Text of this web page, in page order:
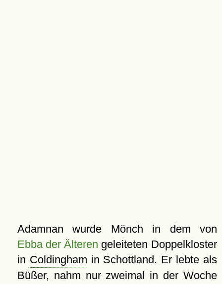
Adamnan wurde Mönch in dem von
Ebba der Älteren geleiteten Doppelkloster
in Coldingham in Schottland. Er lebte als
Büßer, nahm nur zweimal in der Woche